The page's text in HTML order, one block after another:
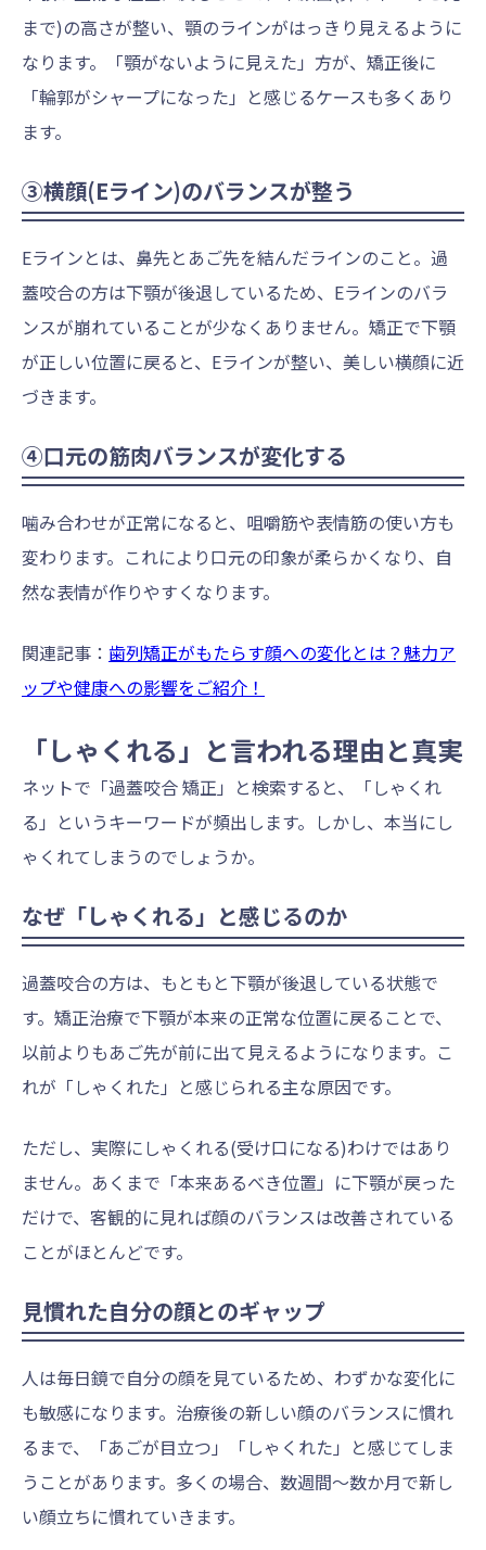
まで)の高さが整い、顎のラインがはっきり見えるように
なります。「顎がないように見えた」方が、矯正後に
「輪郭がシャープになった」と感じるケースも多くあり
ます。
③横顔(Eライン)のバランスが整う
Eラインとは、鼻先とあご先を結んだラインのこと。過
蓋咬合の方は下顎が後退しているため、Eラインのバラ
ンスが崩れていることが少なくありません。矯正で下顎
が正しい位置に戻ると、Eラインが整い、美しい横顔に近
づきます。
④口元の筋肉バランスが変化する
噛み合わせが正常になると、咀嚼筋や表情筋の使い方も
変わります。これにより口元の印象が柔らかくなり、自
然な表情が作りやすくなります。
関連記事： 歯列矯正がもたらす顔への変化とは？魅力ア
ップや健康への影響をご紹介！
「しゃくれる」と言われる理由と真実
ネットで「過蓋咬合 矯正」と検索すると、「しゃくれ
る」というキーワードが頻出します。しかし、本当にし
ゃくれてしまうのでしょうか。
なぜ「しゃくれる」と感じるのか
過蓋咬合の方は、もともと下顎が後退している状態で
す。矯正治療で下顎が本来の正常な位置に戻ることで、
以前よりもあご先が前に出て見えるようになります。こ
れが「しゃくれた」と感じられる主な原因です。
ただし、実際にしゃくれる(受け口になる)わけではあり
ません。あくまで「本来あるべき位置」に下顎が戻った
だけで、客観的に見れば顔のバランスは改善されている
ことがほとんどです。
見慣れた自分の顔とのギャップ
人は毎日鏡で自分の顔を見ているため、わずかな変化に
も敏感になります。治療後の新しい顔のバランスに慣れ
るまで、「あごが目立つ」「しゃくれた」と感じてしま
うことがあります。多くの場合、数週間〜数か月で新し
い顔立ちに慣れていきます。